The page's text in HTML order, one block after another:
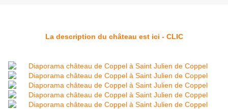
La description du château est ici - CLIC